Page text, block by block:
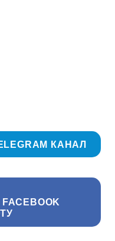
КАНАЛ